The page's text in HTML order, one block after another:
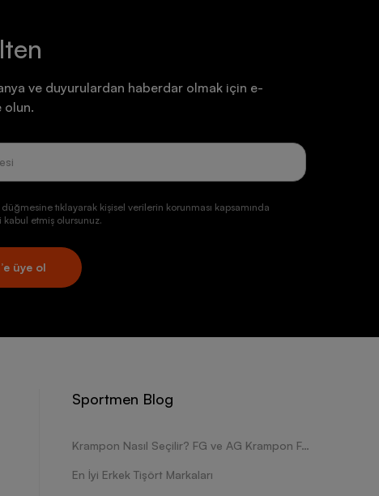
ve duyurulardan haberdar olmak için e-
olun.
düğmesine tıklayarak kişisel verilerin korunması kapsamında
kabul etmiş olursunuz.
üye ol
Sportmen Blog
Krampon Nasıl Seçilir? FG ve AG Krampon Farkları Nelerdir?
En İyi Erkek Tişört Markaları